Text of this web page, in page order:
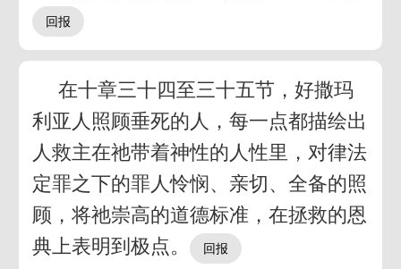
在十章三十四至三十五节，好撒玛
利亚人照顾垂死的人，每一点都描绘出
人救主在祂带着神性的人性里，对律法
定罪之下的罪人怜悯、亲切、全备的照
顾，将祂崇高的道德标准，在拯救的恩
典上表明到极点。